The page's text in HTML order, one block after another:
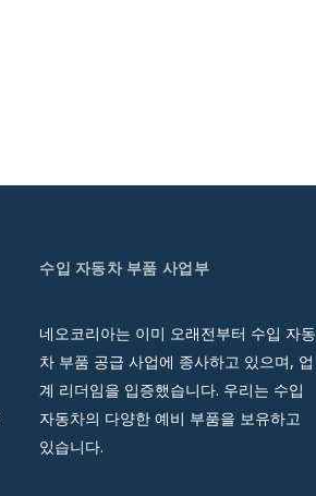
수입 자동차 부품 사업부
네오코리아는 이미 오래전부터 수입 자동
차 부품 공급 사업에 종사하고 있으며, 업
계 리더임을 입증했습니다. 우리는 수입
자동차의 다양한 예비 부품을 보유하고
있습니다.